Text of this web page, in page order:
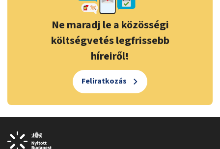
Ne maradj le a közösségi
költségvetés legfrissebb
híreiről!
Feliratkozás